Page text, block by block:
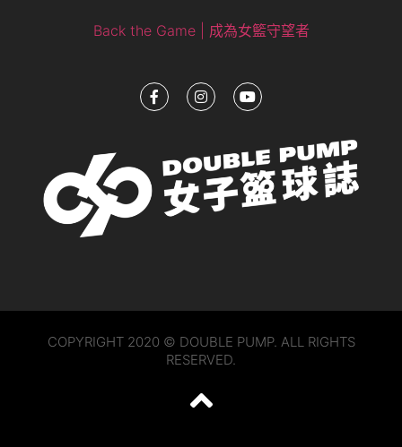
Back the Game | 成為女籃守望者
COPYRIGHT 2020 © DOUBLE PUMP. ALL RIGHTS
RESERVED.